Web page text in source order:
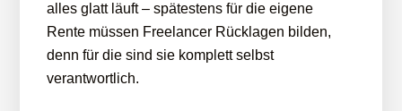
alles glatt läuft – spätestens für die eigene
Rente müssen Freelancer Rücklagen bilden,
denn für die sind sie komplett selbst
verantwortlich.